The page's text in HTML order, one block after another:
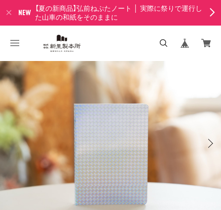
【夏の新商品】弘前ねぷたノート │ 実際に祭りで運行し
た山車の和紙をそのままに